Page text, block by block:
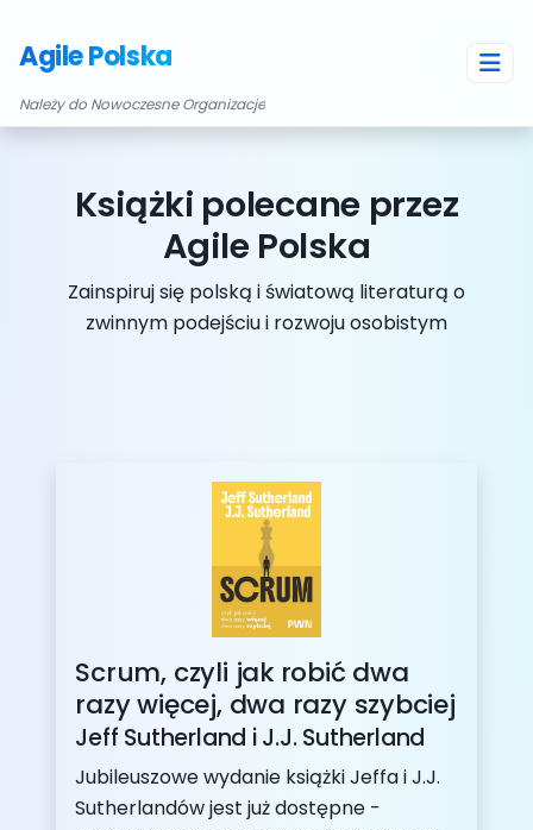
Agile Polska
Należy do Nowoczesne Organizacje
Książki polecane przez
Agile Polska
Zainspiruj się polską i światową literaturą o
zwinnym podejściu i rozwoju osobistym
Scrum, czyli jak robić dwa
razy więcej, dwa razy szybciej
Jeff Sutherland i J.J. Sutherland
Jubileuszowe wydanie książki Jeffa i J.J.
Sutherlandów jest już dostępne -